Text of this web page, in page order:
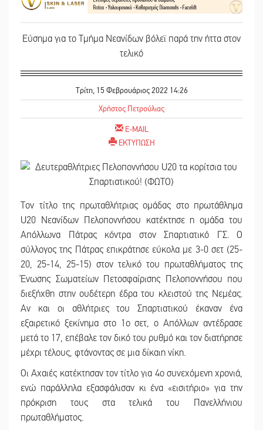
Εύσημα για το Τμήμα Νεανίδων βόλεϊ παρά την ήττα στον
τελικό
Τρίτη, 15 Φεβρουάριος 2022 14:26
Χρήστος Πετρούλιας
E-MAIL
ΕΚΤΥΠΩΣΗ
Τον τίτλο της πρωταθλήτριας ομάδας στο πρωτάθλημα
U20 Νεανίδων Πελοποννήσου κατέκτησε η ομάδα του
Απόλλωνα Πάτρας κόντρα στον Σπαρτιατικό ΓΣ. Ο
σύλλογος της Πάτρας επικράτησε εύκολα με 3-0 σετ (25-
20, 25-14, 25-15) στον τελικό του πρωταθλήματος της
Ένωσης Σωματείων Πετοσφαίρισης Πελοποννήσου που
διεξήχθη στην ουδέτερη έδρα του κλειστού της Νεμέας.
Αν και οι αθλήτριες του Σπαρτιατικού έκαναν ένα
εξαιρετικό ξεκίνημα στο 1ο σετ, ο Απόλλων αντέδρασε
μετά το 17, επέβαλε τον δικό του ρυθμό και τον διατήρησε
μέχρι τέλους, φτάνοντας σε μια δίκαιη νίκη.
Οι Αχαιές κατέκτησαν τον τίτλο για 4ο συνεχόμενη χρονιά,
ενώ παράλληλα εξασφάλισαν κι ένα «εισιτήριο» για την
πρόκριση τους στα τελικά του Πανελλήνιου
πρωταθλήματος.